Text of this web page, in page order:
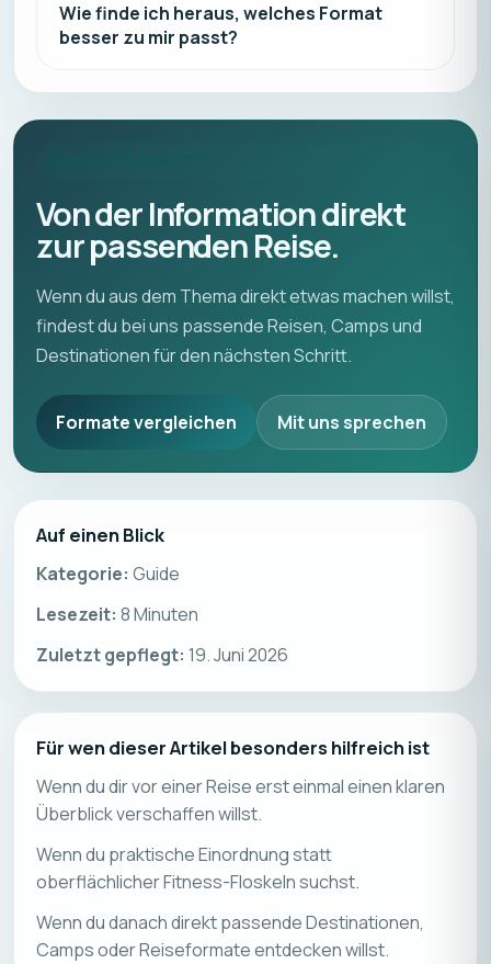
Wie finde ich heraus, welches Format
besser zu mir passt?
Von der Information direkt
zur passenden Reise.
Wenn du aus dem Thema direkt etwas machen willst,
findest du bei uns passende Reisen, Camps und
Destinationen für den nächsten Schritt.
Formate vergleichen Mit uns sprechen
Auf einen Blick
Kategorie: Guide
Lesezeit: 8Minuten
Zuletzt gepflegt: 19. Juni 2026
Für wen dieser Artikel besonders hilfreich ist
Wenn du dir vor einer Reise erst einmal einen klaren
Überblick verschaffen willst.
Wenn du praktische Einordnung statt
oberflächlicher Fitness-Floskeln suchst.
Wenn du danach direkt passende Destinationen,
Camps oder Reiseformate entdecken willst.